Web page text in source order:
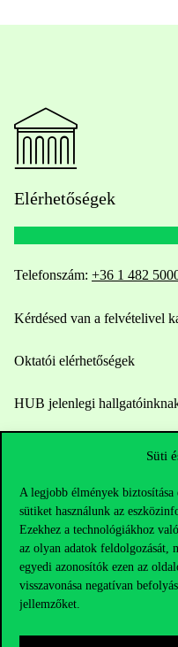
Süti
A legjobb élmények
sütiket használunk az
Ezekhez a technológiákhoz
az olyan adatok feldolgozását,
egyedi azonosítók ezen az
visszavonása negatívan
jellemzőket.
Elérhetőségek
Telefonszám: +36 1 482
Kérdésed van a felvételivel
Oktatói elérhetőségek
HUB jelenlegi
Hasznos linkek